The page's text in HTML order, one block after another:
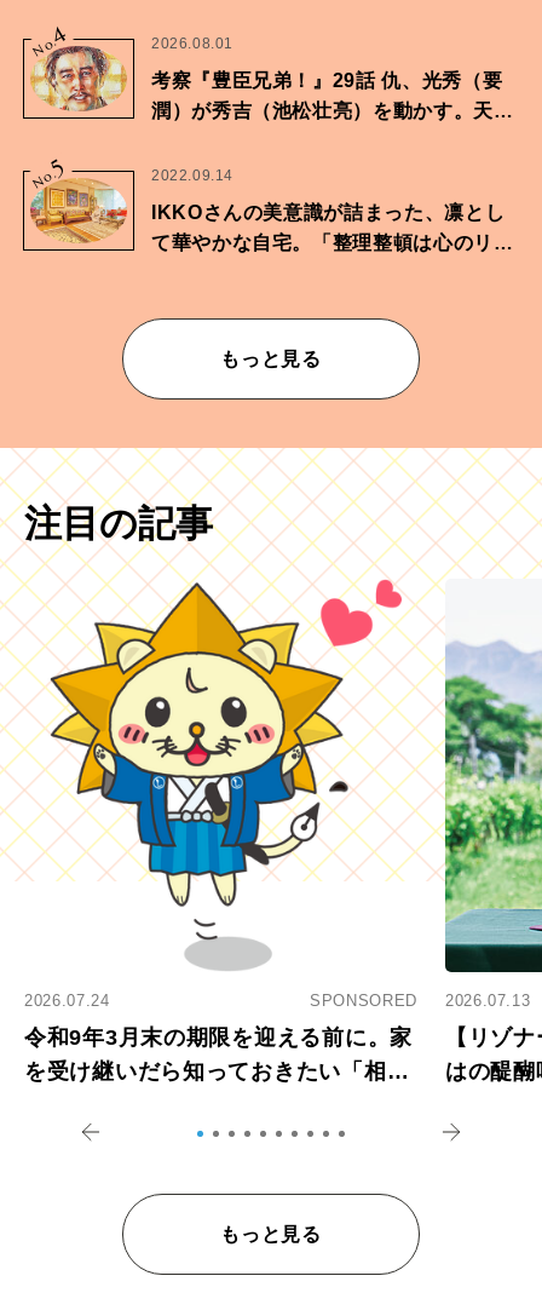
No.
4 2026.08.01
考察『豊臣兄弟！』29話 仇、光秀（要
潤）が秀吉（池松壮亮）を動かす。天下
No.
5 2022.09.14
IKKOさんの美意識が詰まった、凛とし
て華やかな自宅。「整理整頓は心のリズ
もっと見る
注目の記事
2026.07.24 SPONSORED
令和9年3月末の期限を迎える前に。家
を受け継いだら知っておきたい「相続
2026.07.13
【リゾ
はの醍
もっと見る